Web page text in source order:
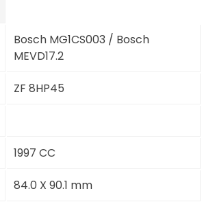
Bosch MG1CS003 / Bosch
MEVD17.2
ZF 8HP45
1997 CC
84.0 X 90.1 mm